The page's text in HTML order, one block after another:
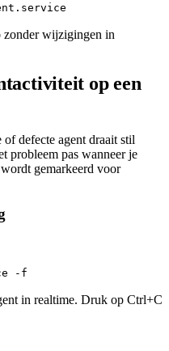
zonder wijzigingen in
op een
defecte agent draait stil
probleem pas wanneer je
gemarkeerd voor
in realtime. Druk op Ctrl+C